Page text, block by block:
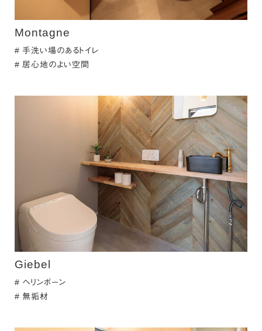
Montagne
手洗い場のあるトイレ
居心地のよい空間
Giebel
ヘリンボーン
無垢材